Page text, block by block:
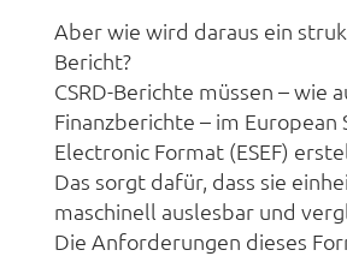
Aber wie wird daraus ein
Bericht?
CSRD-Berichte müssen – wie
Finanzberichte – im European
Electronic Format (ESEF)
Das sorgt dafür, dass sie
maschinell auslesbar und
Die Anforderungen dieses